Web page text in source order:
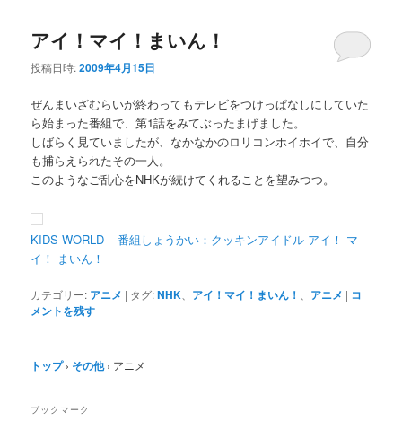
アイ！マイ！まいん！
投稿日時:2009年4月15日
ぜんまいざむらいが終わってもテレビをつけっぱなしにしていた
ら始まった番組で、第1話をみてぶったまげました。
しばらく見ていましたが、なかなかのロリコンホイホイで、自分
も捕らえられたその一人。
このようなご乱心をNHKが続けてくれることを望みつつ。
KIDS WORLD – 番組しょうかい：クッキンアイドル アイ！ マ
イ！ まいん！
カテゴリー: アニメ | タグ:NHK アイ！マイ！まいん！ アニメ | コ
メントを残す
トップ › その他 › アニメ
ブックマーク